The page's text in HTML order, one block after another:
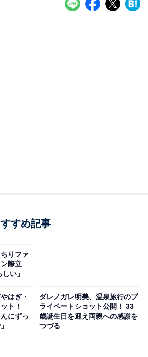
すめ記事
りファ
際立
い」
はぎ・
ト！
にずっ
ダレノガレ明美、温泉旅行のプ
ライベートショット公開！ 33
歳誕生日を迎え両親への感謝を
つづる